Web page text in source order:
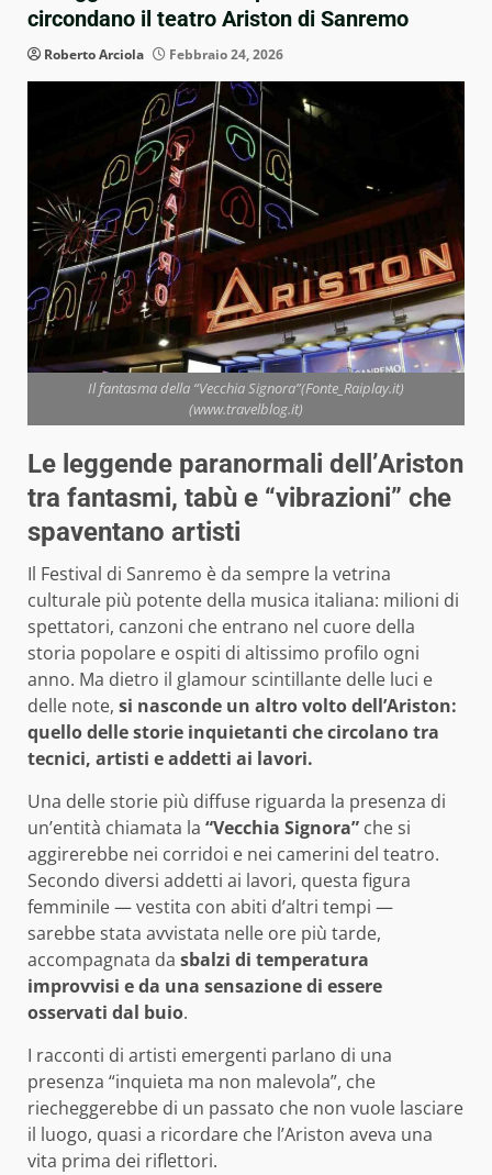
circondano il teatro Ariston di Sanremo
Roberto Arciola Febbraio 24, 2026
Il fantasma della “Vecchia Signora”(Fonte_Raiplay.it)
(www.travelblog.it)
Le leggende paranormali dell’Ariston
tra fantasmi, tabù e “vibrazioni” che
spaventano artisti
Il Festival di Sanremo è da sempre la vetrina
culturale più potente della musica italiana: milioni di
spettatori, canzoni che entrano nel cuore della
storia popolare e ospiti di altissimo profilo ogni
anno. Ma dietro il glamour scintillante delle luci e
delle note, si nasconde un altro volto dell’Ariston:
quello delle storie inquietanti che circolano tra
tecnici, artisti e addetti ai lavori.
Una delle storie più diffuse riguarda la presenza di
un’entità chiamata la “Vecchia Signora” che si
aggirerebbe nei corridoi e nei camerini del teatro.
Secondo diversi addetti ai lavori, questa figura
femminile — vestita con abiti d’altri tempi —
sarebbe stata avvistata nelle ore più tarde,
accompagnata da sbalzi di temperatura
improvvisi e da una sensazione di essere
osservati dal buio.
I racconti di artisti emergenti parlano di una
presenza “inquieta ma non malevola”, che
riecheggerebbe di un passato che non vuole lasciare
il luogo, quasi a ricordare che l’Ariston aveva una
vita prima dei riflettori.